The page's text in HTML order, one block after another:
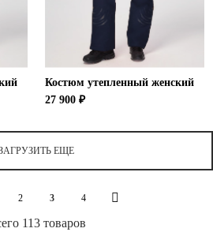
Костюм утепленный женский
27 900 ₽
ЕЩЕ
2 3 4
113 товаров